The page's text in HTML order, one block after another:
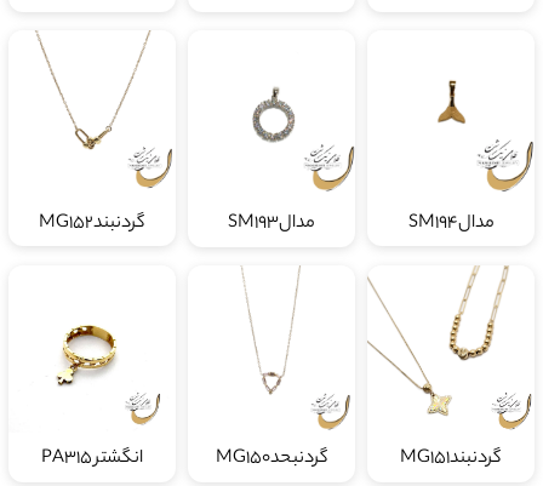
مدالSM194 مدالSM193 گردنبندMG152
گردنبندMG151 گردنبحدMG150 انگشتر PA315